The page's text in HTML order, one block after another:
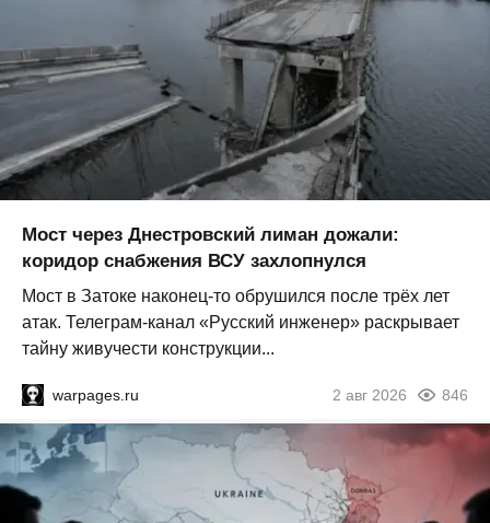
Мост через Днестровский лиман дожали:
коридор снабжения ВСУ захлопнулся
Мост в Затоке наконец-то обрушился после трёх лет
атак. Телеграм-канал «Русский инженер» раскрывает
тайну живучести конструкции...
warpages.ru 2 авг 2026 846